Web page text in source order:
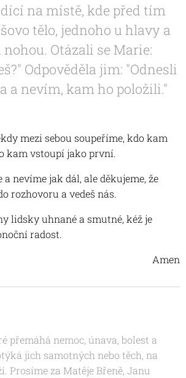
na místě, kde před tím
tělo, jednoho u hlavy a
Otázali se Marie:
Odpověděla jim: "Odnesli
a nevím, kam ho položili."
mezi sebou soupeříme, kdo kam
kam vstoupí jako první.
a nevíme jak dál, ale děkujeme, že
rozhovoru a vedeš nás.
lidsky uhnané a smutné, kéž je
radost.
Amen
přemáhá nemoc, únava, bolest a
jich samotných nebo těch, na
Prosíme za Matěje Břeně, Janu